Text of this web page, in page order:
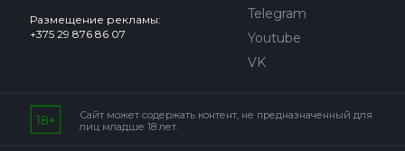
Размещение рекламы:
+375 29 876 86 07
Telegram
Youtube
VK
Сайт может содержать контент, не предназначенный для
лиц младше 18 лет.